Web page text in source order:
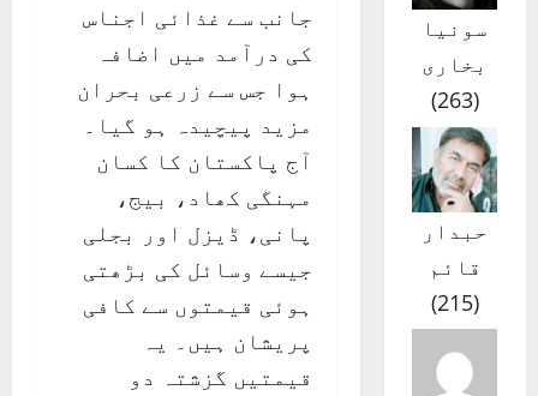
جانب سے غذائی اجناس
کی درآمد میں اضافہ
ہوا جس سے زرعی بحران
مزید پیچیدہ ہو گیا۔
آج پاکستان کا کسان
مہنگی کھاد، بیج،
پانی، ڈیزل اور بجلی
جیسے وسائل کی بڑھتی
ہوئی قیمتوں سے کافی
پریشان ہیں۔ یہ
قیمتیں گزشتہ دو
سونیا
بخاری
(
263
)
حبدار
قائم
(
215
)